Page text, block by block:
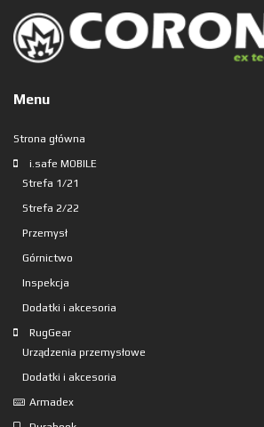
Menu
Strona główna
i.safe MOBILE
Strefa 1/21
Strefa 2/22
Przemysł
Górnictwo
Inspekcja
Dodatki i akcesoria
RugGear
Urządzenia przemysłowe
Dodatki i akcesoria
Armadex